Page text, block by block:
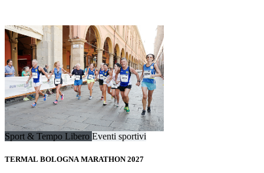
Sport & Tempo Libero Eventi sportivi
TERMAL BOLOGNA MARATHON 2027